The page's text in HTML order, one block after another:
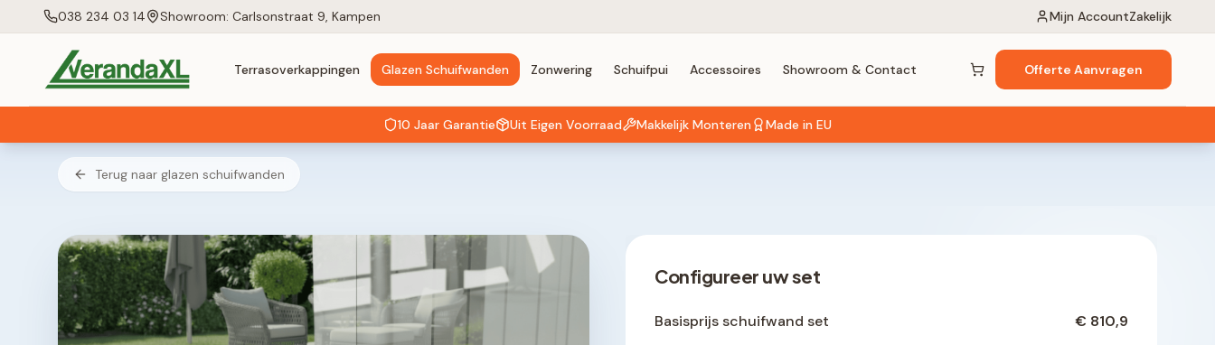
038 234 03 14 Showroom: Carlsonstraat 9, Kampen Mijn AccountZakelijk
Terrasoverkappingen Glazen Schuifwanden Zonwering Schuifpui Accessoires Showroom & Contact Winkelwagen (0items)
Offerte Aanvragen
10 Jaar Garantie Uit Eigen Voorraad Makkelijk Monteren Made in EU
Terug naar glazen schuifwanden
Configureer uw set
Basisprijs schuifwand set € 810,9